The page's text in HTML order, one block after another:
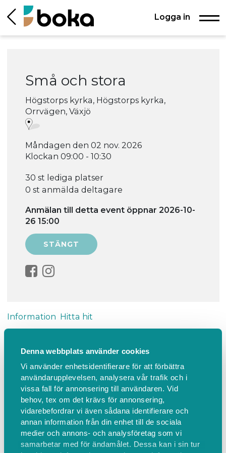
Denna webbplats använder cookies
Vi använder enhetsidentifierare för att förbättra
användarupplevelsen, analysera vår trafik och i
vissa fall för annonsering till användaren. Vid
behov, tex om det krävs för annonsering,
vidarebefordrar vi även sådana identifierare och
annan information från din enhet till de sociala
medier och annons- och analysföretag som vi
samarbetar med för ändamålet. Dessa kan i sin tur
Logga in
Små och stora
Högstorps kyrka, Högstorps kyrka,
Orrvägen, Växjö
Måndagen den 02 nov. 2026
Klockan 09:00 - 10:30
30 st lediga platser
0 st anmälda deltagare
Anmälan till detta event öppnar 2026-10-
26 15:00
Information Hitta hit
Små och stora
Små och stora är gruppen för barn 0-6 år med
vuxen. Vi börjar med gemensam frukost och sen
blir det sångsamling, andakt och fri lek. Kostnad 30
kr, betalas via swish.
Mer information:www.svenskakyrkan.se/vaxjo